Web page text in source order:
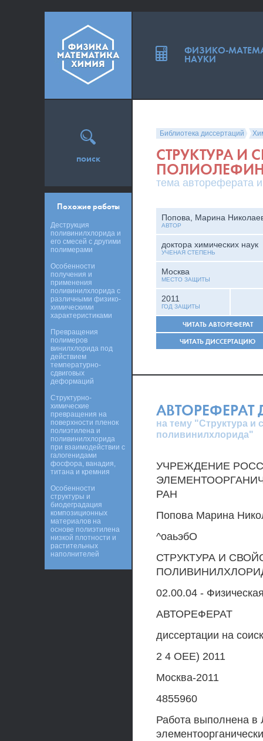
Библиотека диссертаций
СТРУКТУРА И
тема автореферата
Попова, Марина
АВТОР
доктора химических наук
УЧЕНАЯ СТЕПЕНЬ
Москва
МЕСТО ЗАЩИТЫ
2011
ГОД ЗАЩИТЫ
ЧИТАТЬ АВТОРЕФЕРАТ
ЧИТАТЬ ДИССЕРТАЦИЮ
АВТОРЕФЕРАТ
на тему "Структура
поливинилхлорида"
УЧРЕЖДЕНИЕ
РАН
Попова Марина
^оаьэбО
СТРУКТУРА И
02.00.04 -
АВТОРЕФЕРАТ
диссертации на
2 4 ОЕЕ) 2011
Москва-2011
4855960
Работа выполнена в
поиск
Похожие работы
Деструкция
поливинилхлорида и
его смесей с другими
полимерами
Особенности
получения и
применения
поливинилхлорида с
различными физико-
химическими
характеристиками
Превращения
полимеров
винилхлорида под
действием
температурно-
сдвиговых
деформаций
Структурно-
химические
превращения на
поверхности пленок
полиэтилена и
поливинилхлорида
при взаимодействии с
галогенидами
фосфора, ванадия,
титана и кремния
Особенности
структуры и
биодеградация
композиционных
материалов на
основе полиэтилена
низкой плотности и
растительных
наполнителей
ФИЗИКО-
НАУКИ